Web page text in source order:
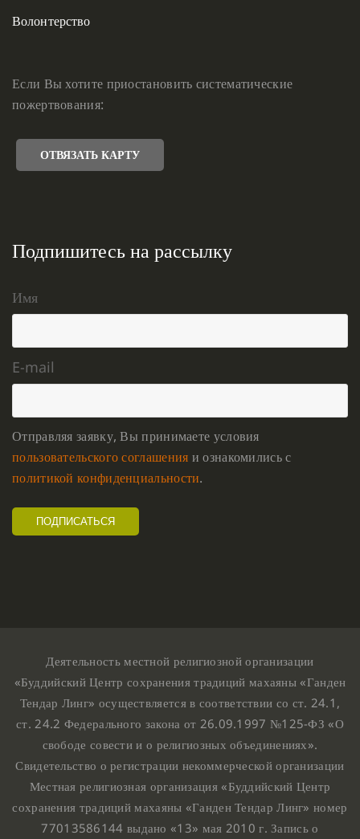
Волонтерство
Если Вы хотите приостановить систематические
пожертвования:
ОТВЯЗАТЬ КАРТУ
Подпишитесь на рассылку
Имя
E-mail
Отправляя заявку, Вы принимаете условия
пользовательского соглашения и ознакомились с
политикой конфиденциальности.
Деятельность местной религиозной организации
«Буддийский Центр сохранения традиций махаяны «Ганден
Тендар Линг» осуществляется в соответствии со ст. 24.1,
ст. 24.2 Федерального закона от 26.09.1997 №125-ФЗ «О
свободе совести и о религиозных объединениях».
Свидетельство о регистрации некоммерческой организации
Местная религиозная организация «Буддийский Центр
сохранения традиций махаяны «Ганден Тендар Линг» номер
77013586144 выдано «13» мая 2010 г. Запись о